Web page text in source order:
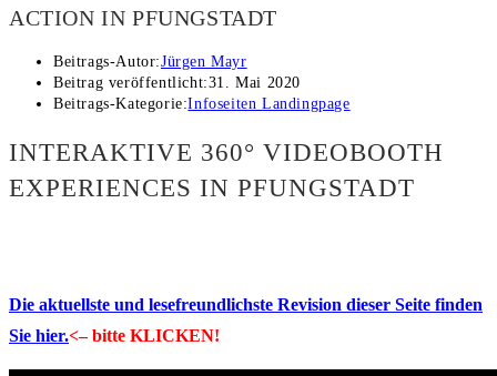
ACTION IN PFUNGSTADT
Beitrags-Autor:Jürgen Mayr
Beitrag veröffentlicht:31. Mai 2020
Beitrags-Kategorie:Infoseiten Landingpage
INTERAKTIVE 360° VIDEOBOOTH
EXPERIENCES IN PFUNGSTADT
Die aktuellste und lesefreundlichste Revision dieser Seite finden
Sie hier.<– bitte KLICKEN!